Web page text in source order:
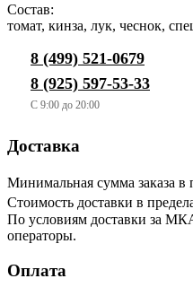
Состав:
томат, кинза, лук, чеснок,
8 (499) 521-0679
8 (925) 597-53-33
C 9:00 до 20:00
Доставка
Минимальная сумма заказа
Стоимость доставки в
По условиям доставки за
операторы.
Оплата